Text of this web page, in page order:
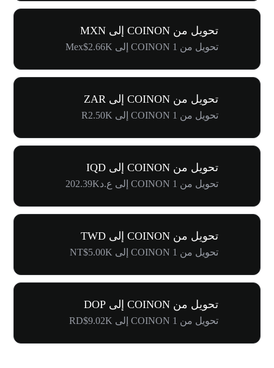
تحويل من COINON إلى MXN
تحويل من 1 COINON إلى Mex$2.66K
تحويل من COINON إلى ZAR
تحويل من 1 COINON إلى R2.50K
تحويل من COINON إلى IQD
تحويل من 1 COINON إلى ع.د202.39K
تحويل من COINON إلى TWD
تحويل من 1 COINON إلى NT$5.00K
تحويل من COINON إلى DOP
تحويل من 1 COINON إلى RD$9.02K